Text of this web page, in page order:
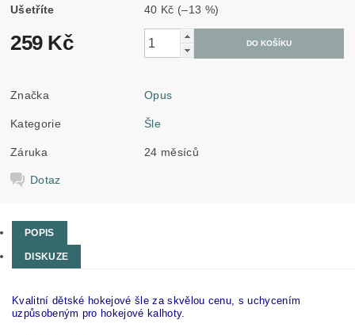
Ušetříte 40 Kč (–13 %)
259 Kč
Značka Opus
Kategorie Šle
Záruka 24 měsíců
Dotaz
POPIS
DISKUZE
Kvalitní dětské hokejové šle za skvělou cenu, s uchycením
uzpůsobeným pro hokejové kalhoty.